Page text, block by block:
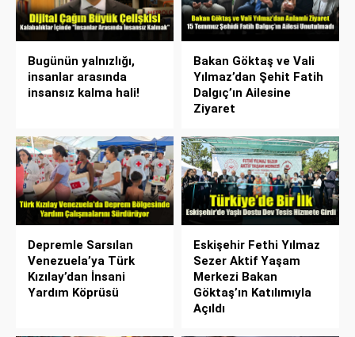
Bugünün yalnızlığı,
insanlar arasında
insansız kalma hali!
Bakan Göktaş ve Vali
Yılmaz’dan Şehit Fatih
Dalgıç’ın Ailesine
Ziyaret
Depremle Sarsılan
Venezuela’ya Türk
Kızılay’dan İnsani
Yardım Köprüsü
Eskişehir Fethi Yılmaz
Sezer Aktif Yaşam
Merkezi Bakan
Göktaş’ın Katılımıyla
Açıldı